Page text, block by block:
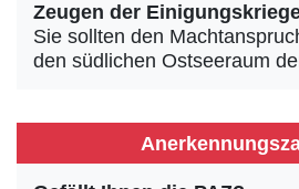
Zeugen der
Sie sollten den
den südlichen Ostseeraum